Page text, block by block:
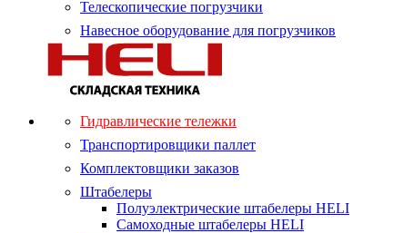
Телескопические погрузчики
Навесное оборудование для погрузчиков
Гидравлические тележки
Транспортировщики паллет
Комплектовщики заказов
Штабелеры
Полуэлектрические штабелеры HELI
Самоходные штабелеры HELI